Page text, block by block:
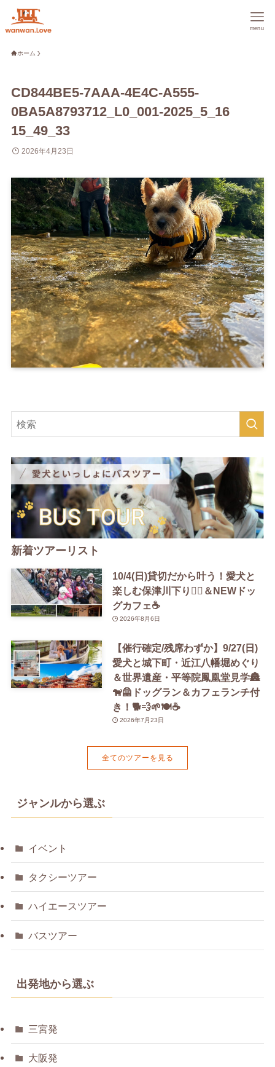
menu
ホーム
CD844BE5-7AAA-4E4C-A555-
0BA5A8793712_L0_001-2025_5_16
15_49_33
2026年4月23日
新着ツアーリスト
10/4(日)貸切だから叶う！愛犬と
楽しむ保津川下り🚣‍♀️＆NEWドッ
グカフェ☕️
2026年8月6日
【催行確定/残席わずか】9/27(日)
愛犬と城下町・近江八幡堀めぐり
＆世界遺産・平等院鳳凰堂見学🏯
🐕‍🦺ドッグラン＆カフェランチ付
き！🐕💨🌱🍽️☕️
2026年7月23日
全てのツアーを見る
ジャンルから選ぶ
イベント
タクシーツアー
ハイエースツアー
バスツアー
出発地から選ぶ
三宮発
大阪発